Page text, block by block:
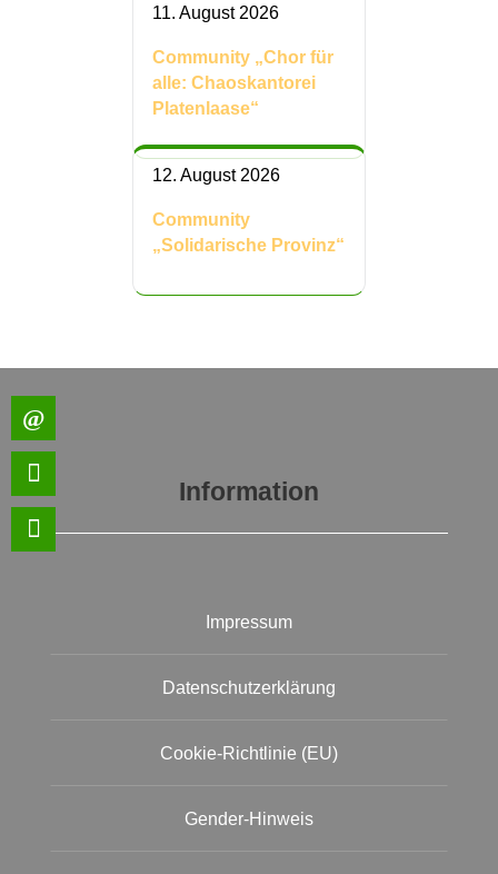
11. August 2026
Community „Chor für
alle: Chaoskantorei
Platenlaase“
12. August 2026
Community
„Solidarische Provinz“
Information
Impressum
Datenschutzerklärung
Cookie-Richtlinie (EU)
Gender-Hinweis